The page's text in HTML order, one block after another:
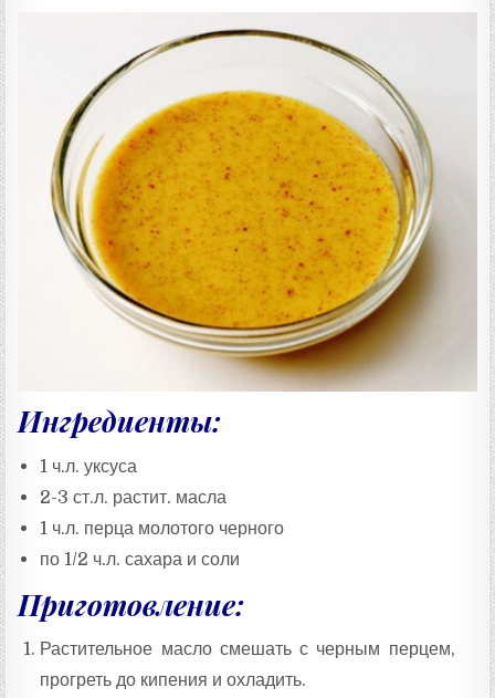
Ингредиенты:
1 ч.л. уксуса
2-3 ст.л. растит. масла
1 ч.л. перца молотого черного
по 1/2 ч.л. сахара и соли
Приготовление:
Растительное масло смешать с черным перцем,
прогреть до кипения и охладить.